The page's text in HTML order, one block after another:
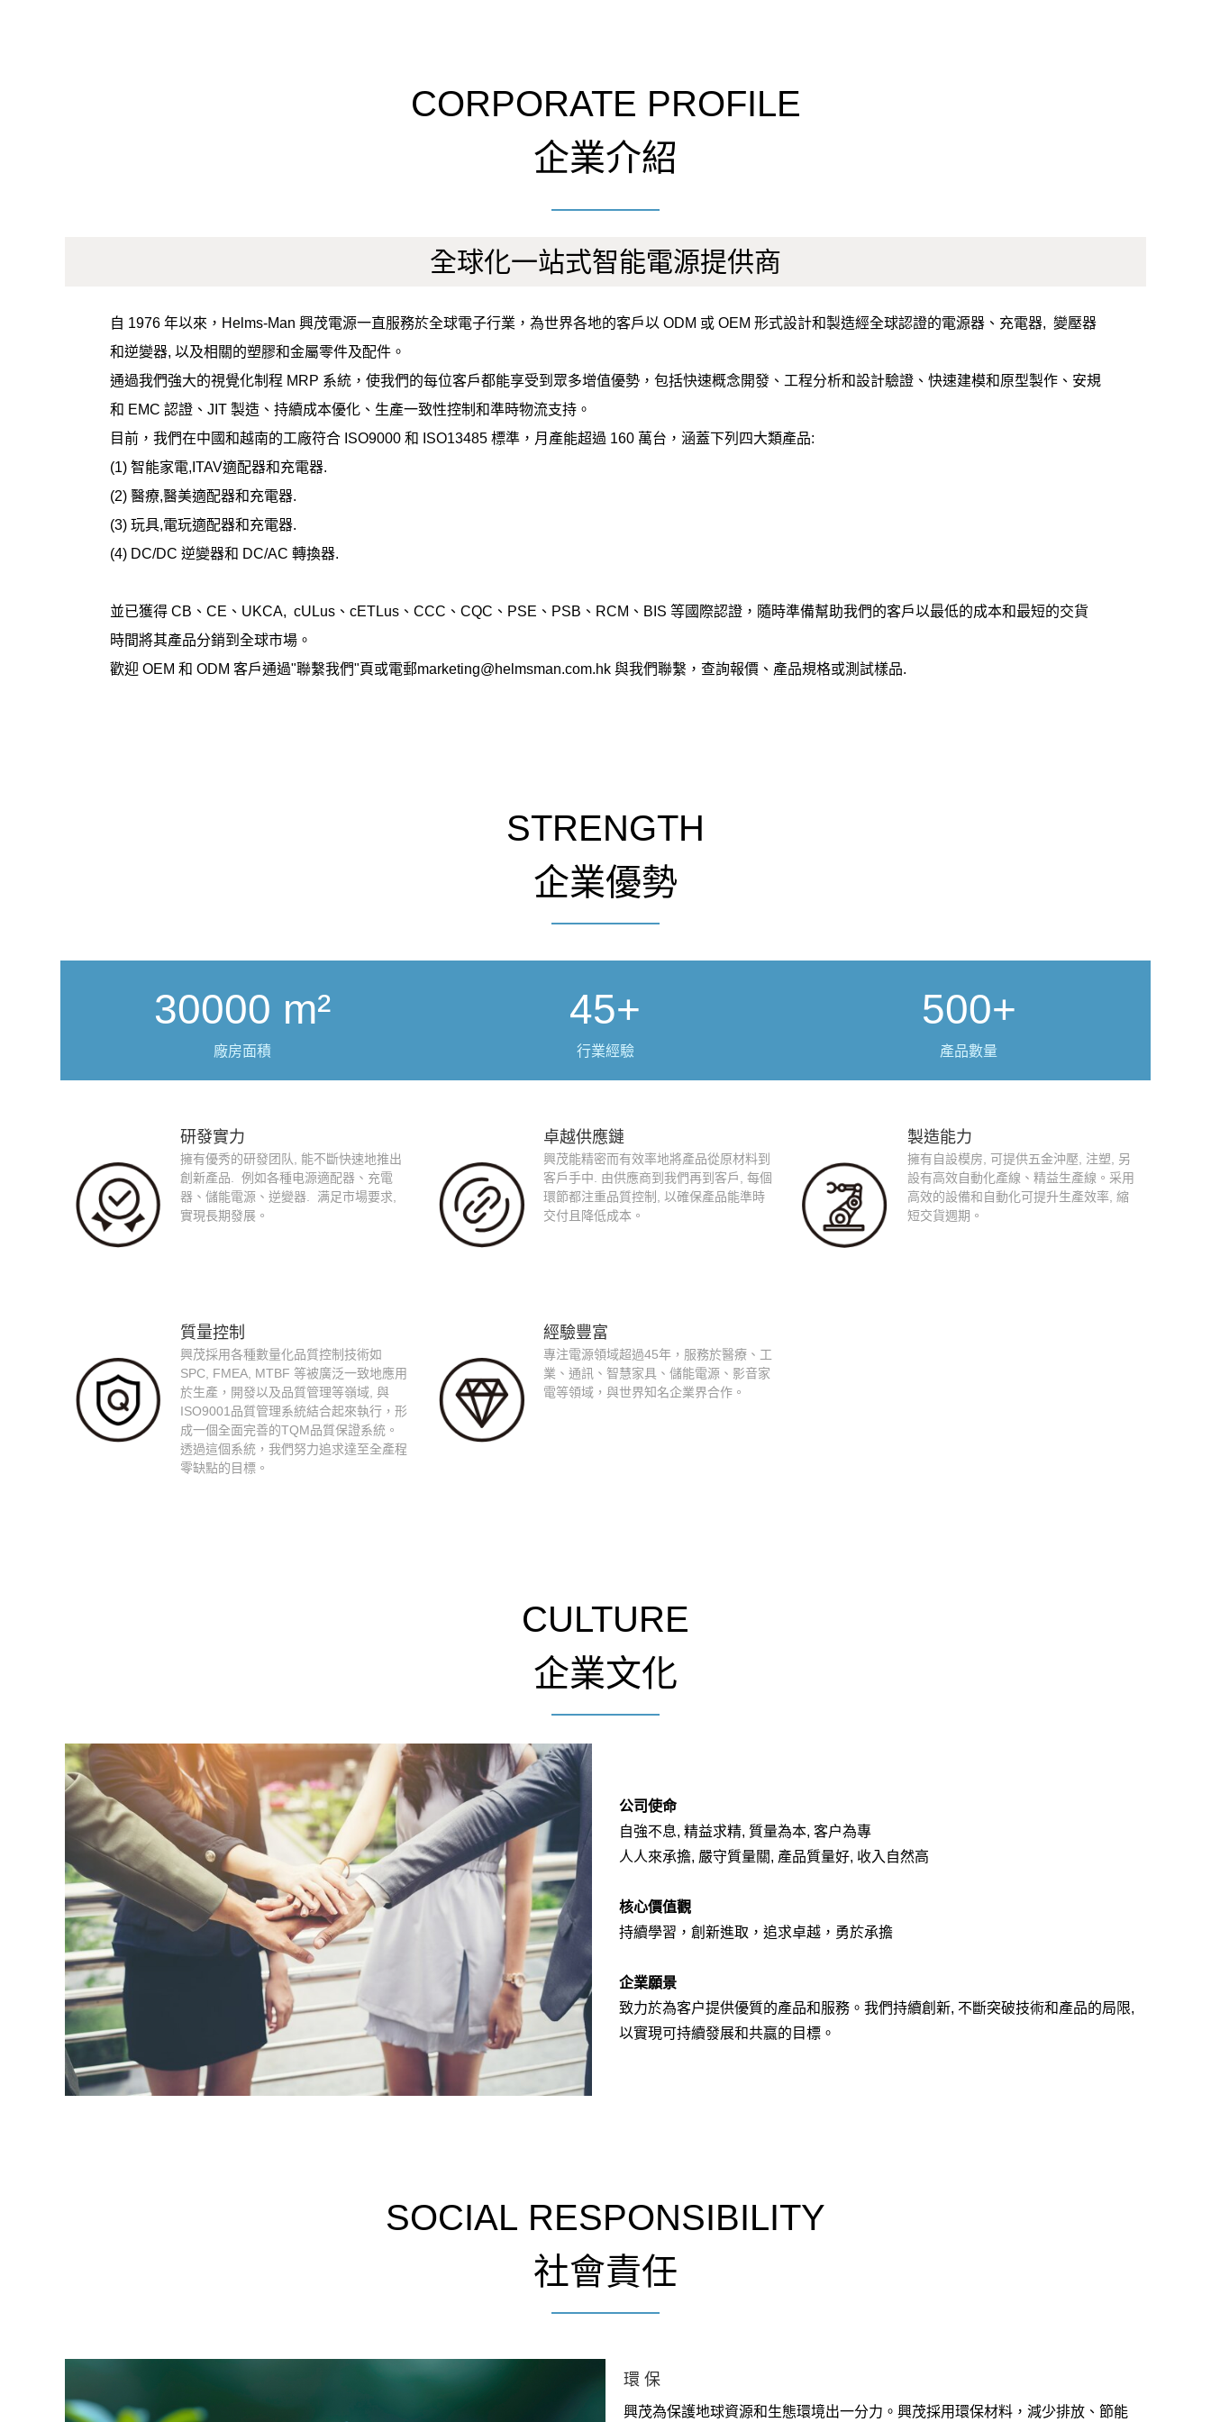
CORPORATE PROFILE
企業介紹
全球化一站式智能電源提供商
自 1976 年以來，Helms-Man 興茂電源一直服務於全球電子行業，為世界各地的客戶以 ODM 或 OEM 形式設計和製造經全球認證的電源器、充電器, 變壓器
和逆變器, 以及相關的塑膠和金屬零件及配件。
通過我們強大的視覺化制程 MRP 系統，使我們的每位客戶都能享受到眾多增值優勢，包括快速概念開發、工程分析和設計驗證、快速建模和原型製作、安規
和 EMC 認證、JIT 製造、持續成本優化、生產一致性控制和準時物流支持。
目前，我們在中國和越南的工廠符合 ISO9000 和 ISO13485 標準，月產能超過 160 萬台，涵蓋下列四大類產品:
(1) 智能家電,ITAV適配器和充電器.
(2) 醫療,醫美適配器和充電器.
(3) 玩具,電玩適配器和充電器.
(4) DC/DC 逆變器和 DC/AC 轉換器.
並已獲得 CB、CE、UKCA, cULus、cETLus、CCC、CQC、PSE、PSB、RCM、BIS 等國際認證，隨時準備幫助我們的客戶以最低的成本和最短的交貨
時間將其產品分銷到全球市場。
歡迎 OEM 和 ODM 客戶通過"聯繫我們"頁或電郵marketing@helmsman.com.hk 與我們聯繫，查詢報價、產品規格或測試樣品.
STRENGTH
企業優勢
30000 m²
廠房面積
45+
行業經驗
500+
產品數量
研發實力
擁有優秀的研發团队, 能不斷快速地推出
創新產品. 例如各種电源適配器、充電
器、儲能電源、逆變器. 满足市場要求,
實現長期發展。
卓越供應鏈
興茂能精密而有效率地將產品從原材料到
客戶手中. 由供應商到我們再到客戶, 每個
環節都注重品質控制, 以確保產品能準時
交付且降低成本。
製造能力
擁有自設模房, 可提供五金沖壓, 注塑, 另
設有高效自動化產線、精益生產線。采用
高效的設備和自動化可提升生產效率, 縮
短交貨週期。
質量控制
興茂採用各種數量化品質控制技術如
SPC, FMEA, MTBF 等被廣泛一致地應用
於生產，開發以及品質管理等嶺域, 與
ISO9001品質管理系統結合起來執行，形
成一個全面完善的TQM品質保證系統。
透過這個系統，我們努力追求達至全產程
零缺點的目標。
經驗豐富
專注電源領域超過45年，服務於醫療、工
業、通訊、智慧家具、儲能電源、影音家
電等領域，與世界知名企業界合作。
CULTURE
企業文化
公司使命
自強不息, 精益求精, 質量為本, 客户為專
人人來承擔, 嚴守質量關, 產品質量好, 收入自然高
核心價值觀
持續學習，創新進取，追求卓越，勇於承擔
企業願景
致力於為客户提供優質的產品和服務。我們持續創新, 不斷突破技術和產品的局限,
以實現可持續發展和共嬴的目標。
SOCIAL RESPONSIBILITY
社會責任
環 保
興茂為保護地球資源和生態環境出一分力。興茂採用環保材料，減少排放、節能